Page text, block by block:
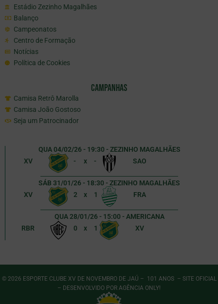
Estádio Zezinho Magalhães
Balanço
Campeonatos
Centro de Formação
Notícias
Política de Cookies
Campanhas
Camisa Retrô Marolla
Camisa João Gostoso
Seja um Patrocinador
QUA 04/02/26 - 19:30 - ZEZINHO MAGALHÃES
XV
- x - SAO
SÁB 31/01/26 - 18:30 - ZEZINHO MAGALHÃES
XV
2 x 1 FRA
QUA 28/01/26 - 15:00 - AMERICANA
RBR
0 x 1 XV
© 2026 ESPORTE CLUBE XV DE NOVEMBRO DE JAÚ – 101 ANOS – SITE OFICIAL
– DESENVOLVIDO POR AGÊNCIA ONLY!